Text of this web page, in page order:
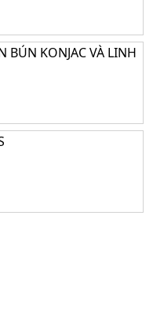
BÚN KONJAC VÀ LINH